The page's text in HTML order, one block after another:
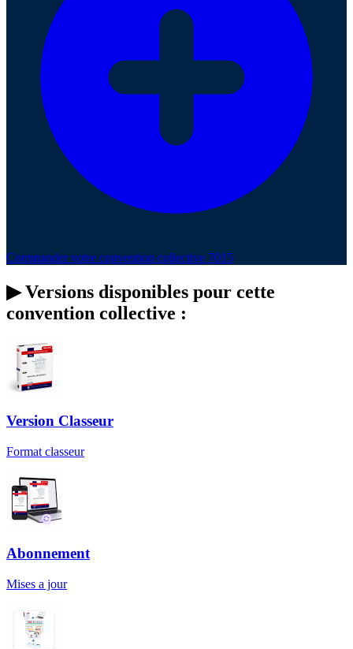
Commander votre convention collective 7015
▶Versions disponibles pour cette
convention collective :
Version Classeur
Format classeur
Abonnement
Mises a jour